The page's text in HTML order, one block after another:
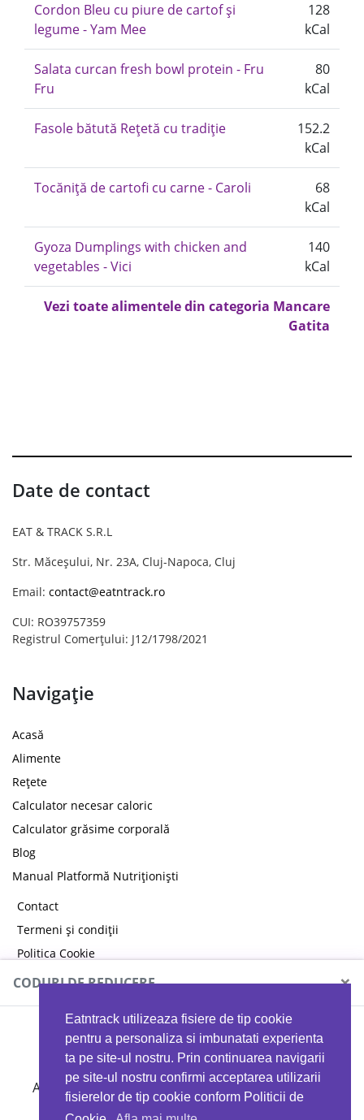
Eatntrack utilizeaza fisiere de tip cookie
pentru a personaliza si imbunatati experienta
ta pe site-ul nostru. Prin continuarea navigarii
pe site-ul nostru confirmi acceptarea utilizarii
fisierelor de tip cookie conform Politicii de
Cordon Bleu cu piure de cartof și
legume - Yam Mee
128
kCal
Salata curcan fresh bowl protein - Fru
Fru
80
kCal
Fasole bătută Rețetă cu tradiție
152.2
kCal
Tocăniță de cartofi cu carne - Caroli
68
kCal
Gyoza Dumplings with chicken and
vegetables - Vici
140
kCal
Vezi toate alimentele din categoria Mancare
Gatita
Date de contact
EAT & TRACK S.R.L
Str. Măceșului, Nr. 23A, Cluj-Napoca, Cluj
Email: contact@eatntrack.ro
CUI: RO39757359
Registrul Comerțului: J12/1798/2021
Navigație
Acasă
Alimente
Rețete
Calculator necesar caloric
Calculator grăsime corporală
Blog
Manual Platformă Nutriționiști
Contact
Termeni și condiții
Politica Cookie
Politica de confidențialitate
CODURI DE REDUCERE ×
MYPROTEIN
Ai 40%reducere la orice comandă folosind codul
EATTRACK